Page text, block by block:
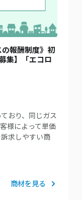
の報酬制度》初
集】「エコロ
おり、同じガス
様によって単価
求しやすい商
商材を見る